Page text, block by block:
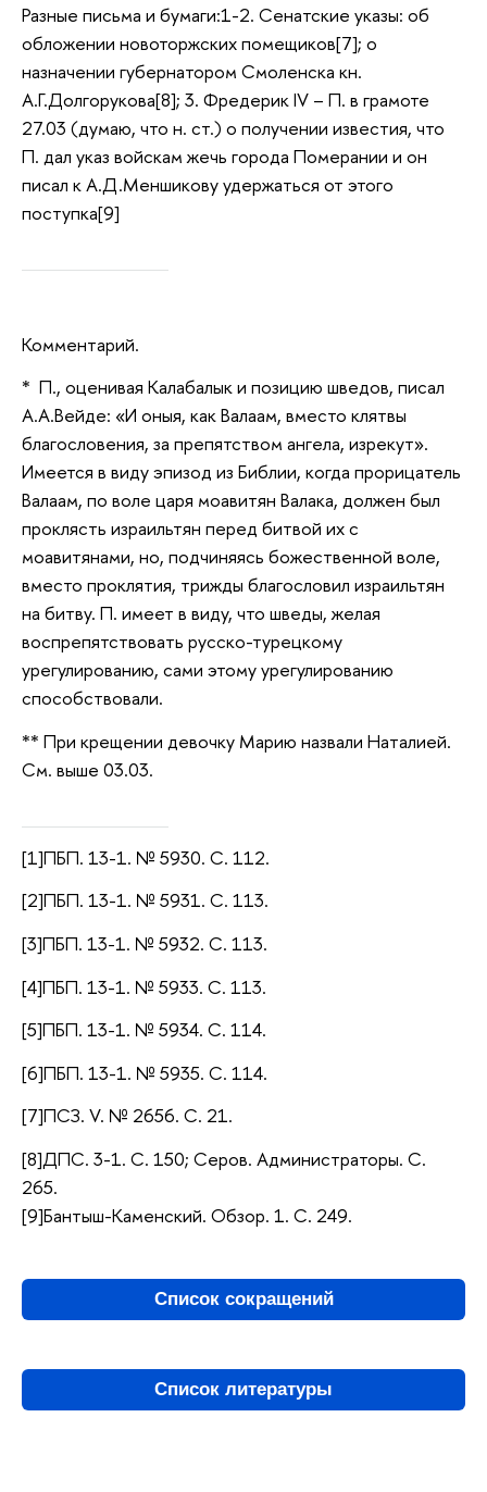
Разные письма и бумаги:1-2. Сенатские указы: об
обложении новоторжских помещиков[7]; о
назначении губернатором Смоленска кн.
А.Г.Долгорукова[8]; 3. Фредерик IV – П. в грамоте
27.03 (думаю, что н. ст.) о получении известия, что
П. дал указ войскам жечь города Померании и он
писал к А.Д.Меншикову удержаться от этого
поступка[9]
Комментарий.
* П., оценивая Калабалык и позицию шведов, писал
А.А.Вейде: «И оныя, как Валаам, вместо клятвы
благословения, за препятством ангела, изрекут».
Имеется в виду эпизод из Библии, когда прорицатель
Валаам, по воле царя моавитян Валака, должен был
проклясть израильтян перед битвой их с
моавитянами, но, подчиняясь божественной воле,
вместо проклятия, трижды благословил израильтян
на битву. П. имеет в виду, что шведы, желая
воспрепятствовать русско-турецкому
урегулированию, сами этому урегулированию
способствовали.
** При крещении девочку Марию назвали Наталией.
См. выше 03.03.
[1]ПБП. 13-1. № 5930. С. 112.
[2]ПБП. 13-1. № 5931. С. 113.
[3]ПБП. 13-1. № 5932. С. 113.
[4]ПБП. 13-1. № 5933. С. 113.
[5]ПБП. 13-1. № 5934. С. 114.
[6]ПБП. 13-1. № 5935. С. 114.
[7]ПСЗ. V. № 2656. С. 21.
[8]ДПС. 3-1. С. 150; Серов. Администраторы. С.
265.
[9]Бантыш-Каменский. Обзор. 1. С. 249.
Список сокращений
Список литературы